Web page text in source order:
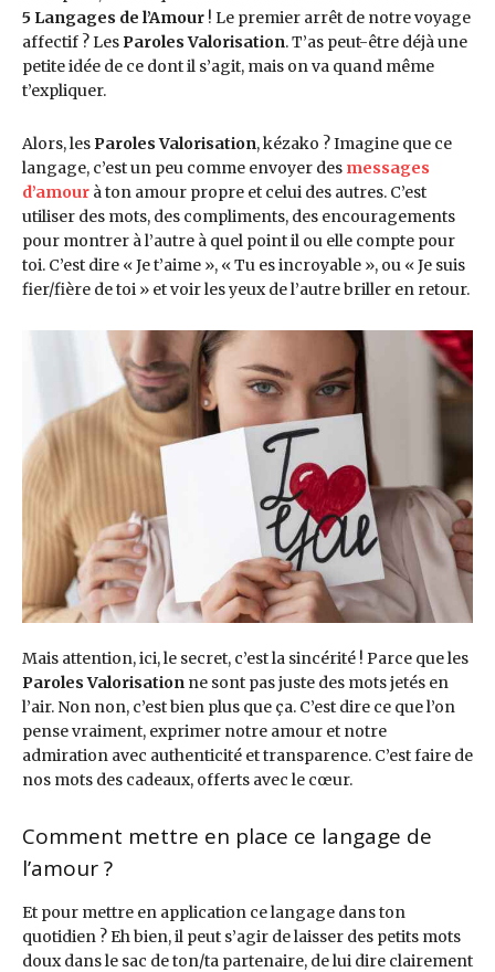
5 Langages de l’Amour ! Le premier arrêt de notre voyage
affectif ? Les Paroles Valorisation. T’as peut-être déjà une
petite idée de ce dont il s’agit, mais on va quand même
t’expliquer.
Alors, les Paroles Valorisation, kézako ? Imagine que ce
langage, c’est un peu comme envoyer des messages
d’amour à ton amour propre et celui des autres. C’est
utiliser des mots, des compliments, des encouragements
pour montrer à l’autre à quel point il ou elle compte pour
toi. C’est dire « Je t’aime », « Tu es incroyable », ou « Je suis
fier/fière de toi » et voir les yeux de l’autre briller en retour.
Mais attention, ici, le secret, c’est la sincérité ! Parce que les
Paroles Valorisation ne sont pas juste des mots jetés en
l’air. Non non, c’est bien plus que ça. C’est dire ce que l’on
pense vraiment, exprimer notre amour et notre
admiration avec authenticité et transparence. C’est faire de
nos mots des cadeaux, offerts avec le cœur.
Comment mettre en place ce langage de
l’amour ?
Et pour mettre en application ce langage dans ton
quotidien ? Eh bien, il peut s’agir de laisser des petits mots
doux dans le sac de ton/ta partenaire, de lui dire clairement